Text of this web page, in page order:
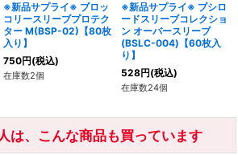
※新品サプライ※ ブロッ
コリースリーブプロテク
ター M(BSP-02)【80枚
入り】
750円(税込)
在庫数2個
※新品サプライ※ ブシロ
ードスリーブコレクショ
ン オーバースリーブ
(BSLC-004)【60枚入
り】
528円(税込)
在庫数24個
は、こんな商品も買っています